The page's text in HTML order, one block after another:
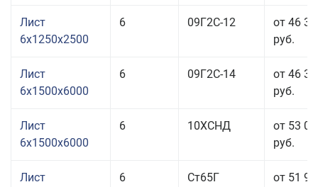
Лист
6x1250x2500
6 09Г2С-12
от 46
руб.
Лист
6x1500x6000
6 09Г2С-14
от 46
руб.
Лист
6x1500x6000
6 10ХСНД
от 53
руб.
Лист
6 Ст65Г
от 51